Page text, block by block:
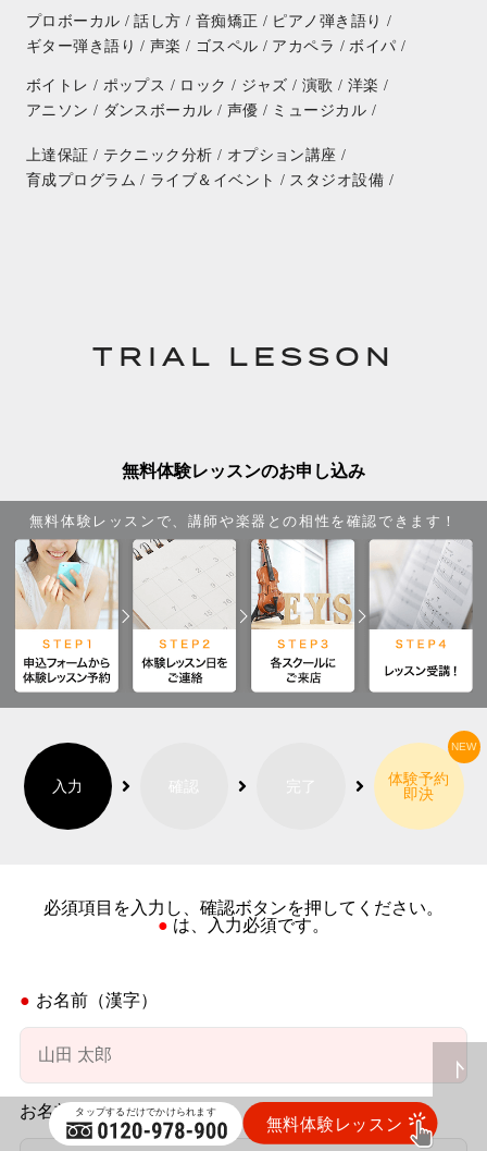
プロボーカル / 話し方 / 音痴矯正 / ピアノ弾き語り /
ギター弾き語り / 声楽 / ゴスペル / アカペラ / ボイパ /
ボイトレ / ポップス / ロック / ジャズ / 演歌 / 洋楽 /
アニソン / ダンスボーカル / 声優 / ミュージカル /
上達保証 / テクニック分析 / オプション講座 /
育成プログラム / ライブ＆イベント / スタジオ設備 /
TRIAL LESSON
無料体験レッスンのお申し込み
無料体験レッスンで、講師や楽器との相性を確認できます！
入力 確認 完了
体験予約
即決
必須項目を入力し、確認ボタンを押してください。
● は、入力必須です。
お名前（漢字）
お名前（かな）